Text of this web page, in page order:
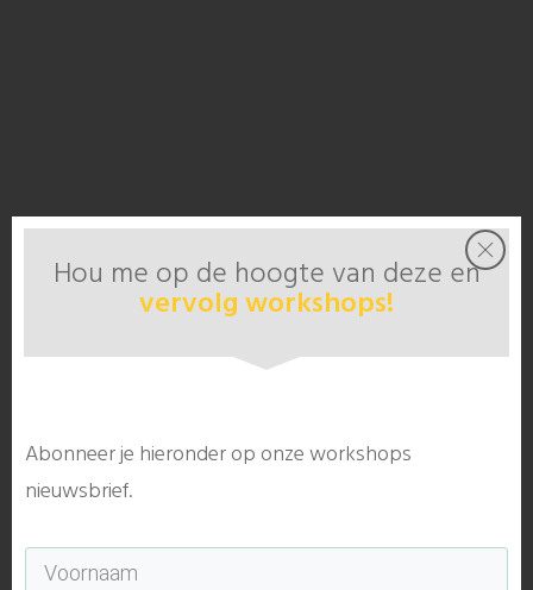
Hou me op de hoogte van deze en
vervolg workshops!
Abonneer je hieronder op onze workshops
nieuwsbrief.